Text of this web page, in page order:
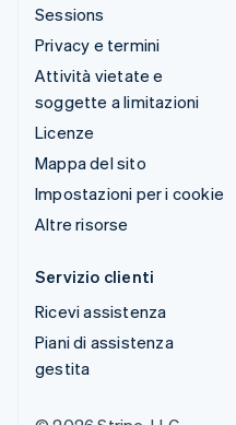
Sessions
Privacy e termini
Attività vietate e
soggette a limitazioni
Licenze
Mappa del sito
Impostazioni per i cookie
Altre risorse
Servizio clienti
Ricevi assistenza
Piani di assistenza
gestita